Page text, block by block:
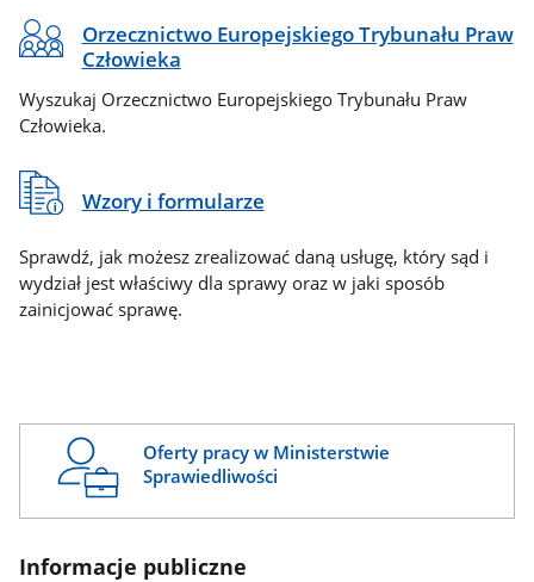
Orzecznictwo Europejskiego Trybunału Praw
Człowieka
Wyszukaj Orzecznictwo Europejskiego Trybunału Praw
Człowieka.
Wzory i formularze
Sprawdź, jak możesz zrealizować daną usługę, który sąd i
wydział jest właściwy dla sprawy oraz w jaki sposób
zainicjować sprawę.
Oferty pracy w Ministerstwie
Sprawiedliwości
Informacje publiczne